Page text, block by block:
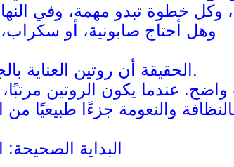
وكل خطوة تبدو مهمة، وفي
وهل أحتاج صابونية، أو سكراب،
الحقيقة أن روتين العناية بالجسم لا يحتاج تعقيد.
واضح. عندما يكون الروتين
البداية الصحيحة: